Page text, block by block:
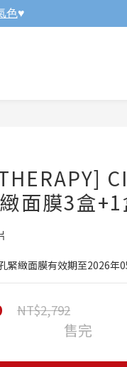
面膜3盒+1
緊緻面膜有效期至2026年
NT$2,792
售完
色♥️